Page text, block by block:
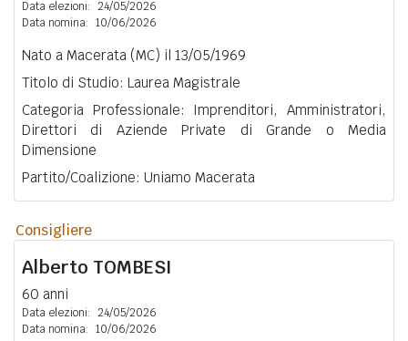
Data elezioni: 24/05/2026
Data nomina: 10/06/2026
Nato a Macerata (MC) il 13/05/1969
Titolo di Studio: Laurea Magistrale
Categoria Professionale: Imprenditori, Amministratori,
Direttori di Aziende Private di Grande o Media
Dimensione
Partito/Coalizione: Uniamo Macerata
Consigliere
Alberto TOMBESI
60 anni
Data elezioni: 24/05/2026
Data nomina: 10/06/2026